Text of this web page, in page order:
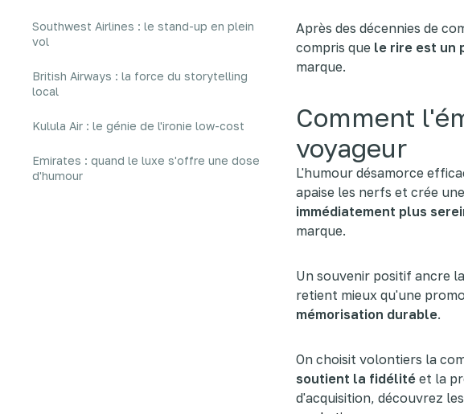
Southwest Airlines : le stand-up en plein
vol
British Airways : la force du storytelling
local
Kulula Air : le génie de l'ironie low-cost
Emirates : quand le luxe s'offre une dose
d'humour
Après des décennies de
compris que le rire est un
marque.
Comment
voyageur
L'humour désamorce
apaise les nerfs et crée
immédiatement plus
marque.
Un souvenir positif ancre
retient mieux qu'une
mémorisation durable.
On choisit volontiers la
soutient la fidélité et la
d'acquisition, découvrez